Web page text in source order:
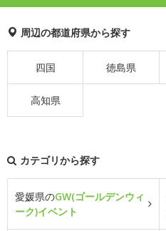
周辺の都道府県から探す
四国 徳島県
高知県
カテゴリから探す
愛媛県のGW(ゴールデンウィ
ーク)イベント